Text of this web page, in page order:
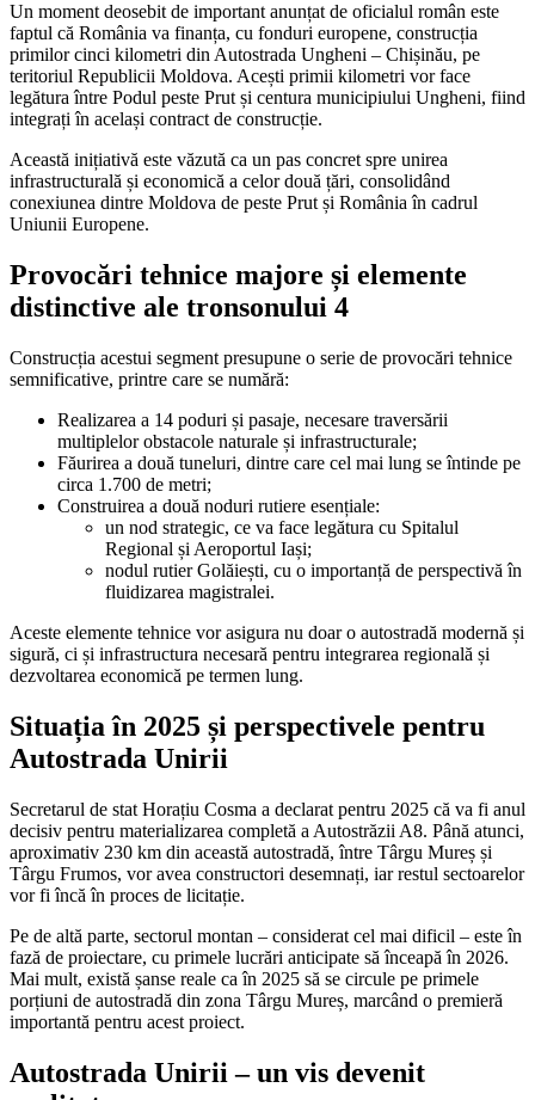
Un moment deosebit de important anunțat de oficialul român este
faptul că România va finanța, cu fonduri europene, construcția
primilor cinci kilometri din Autostrada Ungheni – Chișinău, pe
teritoriul Republicii Moldova. Acești primii kilometri vor face
legătura între Podul peste Prut și centura municipiului Ungheni, fiind
integrați în același contract de construcție.
Această inițiativă este văzută ca un pas concret spre unirea
infrastructurală și economică a celor două țări, consolidând
conexiunea dintre Moldova de peste Prut și România în cadrul
Uniunii Europene.
Provocări tehnice majore și elemente
distinctive ale tronsonului 4
Construcția acestui segment presupune o serie de provocări tehnice
semnificative, printre care se numără:
Realizarea a 14 poduri și pasaje, necesare traversării
multiplelor obstacole naturale și infrastructurale;
Făurirea a două tuneluri, dintre care cel mai lung se întinde pe
circa 1.700 de metri;
Construirea a două noduri rutiere esențiale:
un nod strategic, ce va face legătura cu Spitalul
Regional și Aeroportul Iași;
nodul rutier Golăiești, cu o importanță de perspectivă în
fluidizarea magistralei.
Aceste elemente tehnice vor asigura nu doar o autostradă modernă și
sigură, ci și infrastructura necesară pentru integrarea regională și
dezvoltarea economică pe termen lung.
Situația în 2025 și perspectivele pentru
Autostrada Unirii
Secretarul de stat Horațiu Cosma a declarat pentru 2025 că va fi anul
decisiv pentru materializarea completă a Autostrăzii A8. Până atunci,
aproximativ 230 km din această autostradă, între Târgu Mureș și
Târgu Frumos, vor avea constructori desemnați, iar restul sectoarelor
vor fi încă în proces de licitație.
Pe de altă parte, sectorul montan – considerat cel mai dificil – este în
fază de proiectare, cu primele lucrări anticipate să înceapă în 2026.
Mai mult, există șanse reale ca în 2025 să se circule pe primele
porțiuni de autostradă din zona Târgu Mureș, marcând o premieră
importantă pentru acest proiect.
Autostrada Unirii – un vis devenit